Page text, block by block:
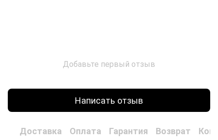
Добавьте первый отзыв
Написать отзыв
Доставка Оплата Гарантия Возврат